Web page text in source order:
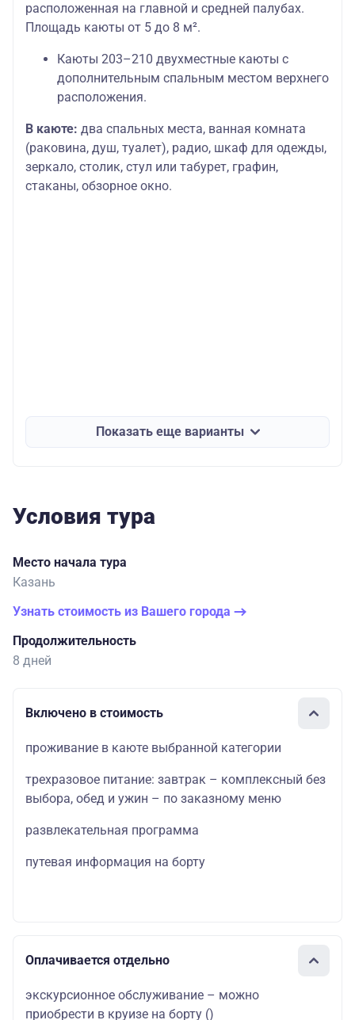
расположенная на главной и средней палубах.
Площадь каюты от 5 до 8 м².
Каюты 203–210 двухместные каюты с
дополнительным спальным местом верхнего
расположения.
В каюте: два спальных места, ванная комната
(раковина, душ, туалет), радио, шкаф для одежды,
зеркало, столик, стул или табурет, графин,
стаканы, обзорное окно.
Показать еще варианты
Условия тура
Место начала тура
Казань
Узнать стоимость из Вашего города
Продолжительность
8 дней
Включено в стоимость
проживание в каюте выбранной категории
трехразовое питание: завтрак – комплексный без
выбора, обед и ужин – по заказному меню
развлекательная программа
путевая информация на борту
Оплачивается отдельно
экскурсионное обслуживание – можно
приобрести в круизе на борту ()